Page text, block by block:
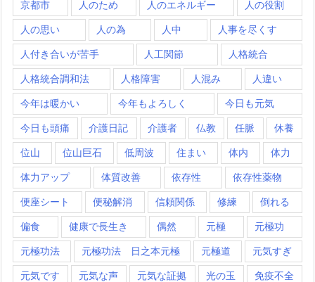
京都市 人のため 人のエネルギー 人の役割
人の思い 人の為 人中 人事を尽くす
人付き合いが苦手 人工関節 人格統合
人格統合調和法 人格障害 人混み 人違い
今年は暖かい 今年もよろしく 今日も元気
今日も頭痛 介護日記 介護者 仏教 任脈 休養
位山 位山巨石 低周波 住まい 体内 体力
体力アップ 体質改善 依存性 依存性薬物
便座シート 便秘解消 信頼関係 修練 倒れる
偏食 健康で長生き 偶然 元極 元極功
元極功法 元極功法 日之本元極 元極道 元気すぎ
元気です 元気な声 元気な証拠 光の玉 免疫不全